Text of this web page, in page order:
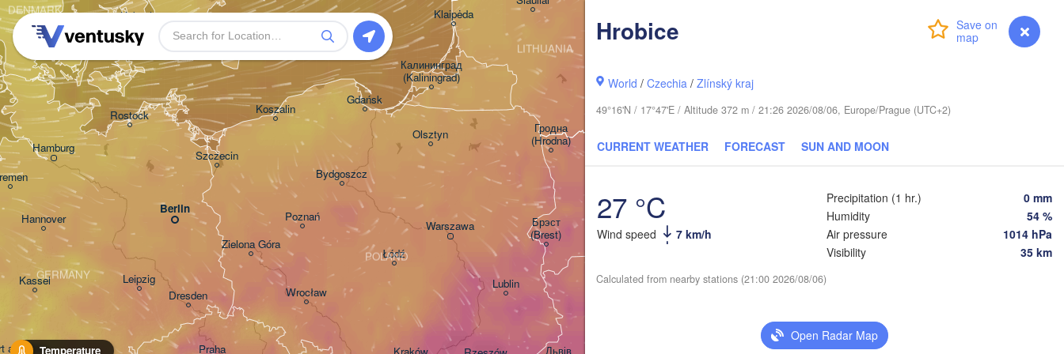
myVentusky Forecast
Hrobice
World /Czechia /Zlínský kraj
49°16'N / 17°47'E / Altitude 372 m / 21:26 2026/08/06, Europe/Prague (UTC+2)
CURRENT WEATHER FORECAST SUN AND MOON
27 °C
Wind speed 7 km/h
Precipitation (1 hr.)
0 mm
Humidity
54 %
Air pressure
1014 hPa
Visibility
35 km
Calculated from nearby stations (21:00 2026/08/06)
Open Radar Map
Temperature
DENMARK
Hamburg
am Main
Hannover
KasselGERMANY
Berlin
Warszawa
Praha
København
Łódź
Wrocław
Leipzig
Dresden
Poznań
Rostock
Olsztyn
Koszalin
Klaipėda
Zielona Góra
Szczecin
Gdańsk
Калининград
(Kaliningrad)
Bydgoszcz
POLAND
(Kyiv)
Мінск
Львів
Гомель
(Homieĺ)
Vilnius
Чернігів
Гродна
(Hrodna)
Магілёў
Lublin
Брэст
(Brest)
LITHUANIA
Курск
L